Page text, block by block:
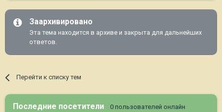
Заархивировано
Эта тема находится в архиве и закрыта для дальнейших
ответов.
Перейти к списку тем
Последние посетители 0 пользователей онлайн